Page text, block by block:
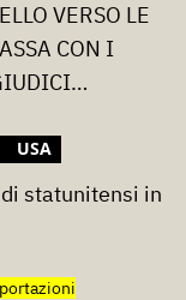
VERSO LE
CON I
USA
statunitensi in